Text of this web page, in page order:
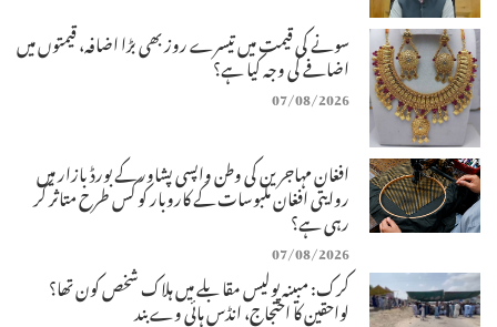
سونے کی قیمت میں تیسرے روز بھی بڑا اضافہ، قیمتوں میں
اضافے کی وجہ کیا ہے؟
07/08/2026
افغان مہاجرین کی وطن واپسی پشاور کے بورڈ بازار میں
روایتی افغان ملبوسات کے کاروبار کو کس طرح متاثر کر
رہی ہے؟
07/08/2026
کرک: مبینہ پولیس مقابلے میں ہلاک شخص کون تھا؟
لواحقین کا احتجاج، انڈس ہائی وے بند